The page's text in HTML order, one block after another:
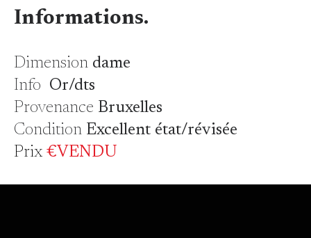
Informations.
Dimensiondame
Info Or/dts
Provenance Bruxelles
Condition Excellent état/révisée
Prix€VENDU